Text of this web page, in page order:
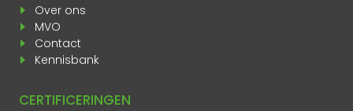
Over ons
MVO
Contact
Kennisbank
CERTIFICERINGEN